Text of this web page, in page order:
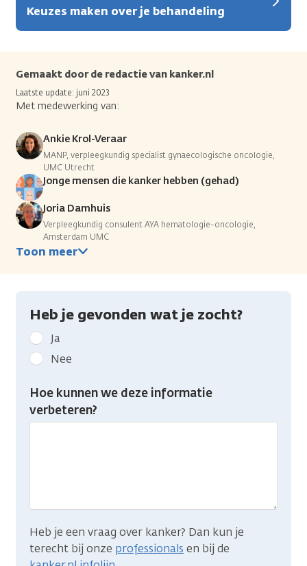
Keuzes maken over je behandeling
Gemaakt door de redactie van kanker.nl
Laatste update: juni 2023
Met medewerking van:
Ankie Krol-Veraar
MANP, verpleegkundig specialist gynaecologische oncologie,
UMC Utrecht
Jonge mensen die kanker hebben (gehad)
Joria Damhuis
Verpleegkundig consulent AYA hematologie-oncologie,
Amsterdam UMC
Toon meer
Heb je gevonden wat je zocht?
Geef
kanker.nl
feedback:
Heb
gevonden
Ja
Nee
Hoe kunnen we deze informatie
verbeteren?
Heb je een vraag over kanker? Dan kun je
terecht bij onze professionals en bij de